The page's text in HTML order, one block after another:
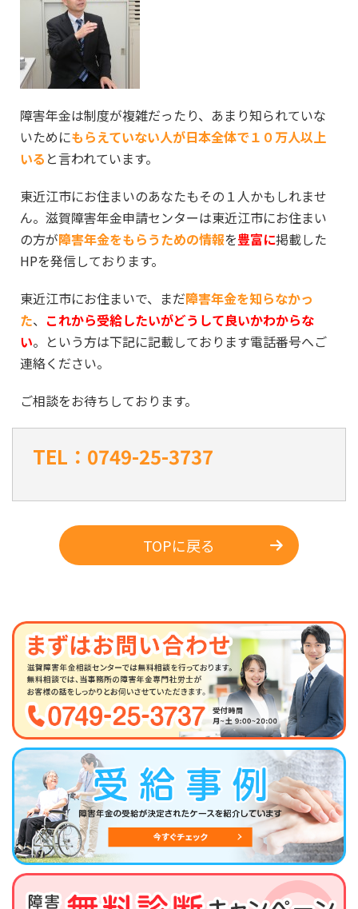
障害年金は制度が複雑だったり、あまり知られていな
いためにもらえていない人が日本全体で１０万人以上
いる と言われています。
東近江市にお住まいのあなたもその１人かもしれませ
ん。滋賀障害年金申請センターは東近江市にお住まい
の方が障害年金をもらうための情報を豊富に掲載した
HPを発信しております。
東近江市にお住まいで、まだ障害年金を知らなかっ
た、 これから受給したいがどうして良いかわからな
い。という方は下記に記載しております電話番号へご
連絡ください。
ご相談をお待ちしております。
TEL：0749-25-3737
TOPに戻る